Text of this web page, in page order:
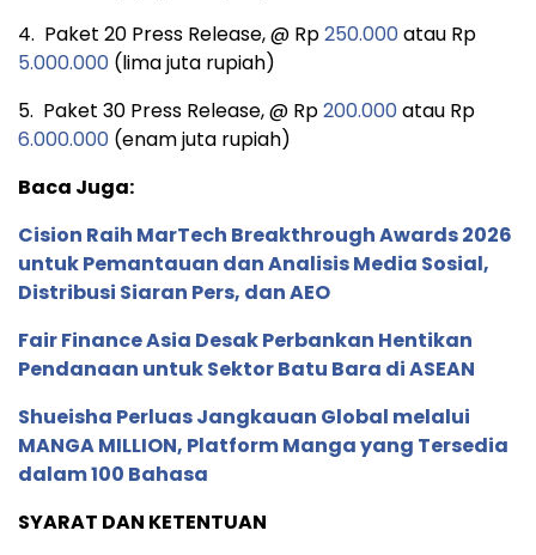
4. Paket 20 Press Release, @ Rp250.000atau Rp
5.000.000 (lima juta rupiah)
5. Paket 30 Press Release, @ Rp200.000atau Rp
6.000.000 (enam juta rupiah)
Baca Juga:
Cision Raih MarTech Breakthrough Awards 2026
untuk Pemantauan dan Analisis Media Sosial,
Distribusi Siaran Pers, dan AEO
Fair Finance Asia Desak Perbankan Hentikan
Pendanaan untuk Sektor Batu Bara di ASEAN
Shueisha Perluas Jangkauan Global melalui
MANGA MILLION, Platform Manga yang Tersedia
dalam 100 Bahasa
SYARAT DAN KETENTUAN